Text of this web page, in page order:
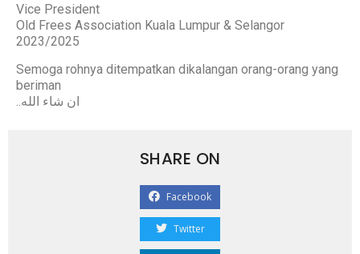
Vice President
Old Frees Association Kuala Lumpur & Selangor
2023/2025
Semoga rohnya ditempatkan dikalangan orang-orang yang
beriman
‎..ان شاء الله
SHARE ON
Facebook
Twitter